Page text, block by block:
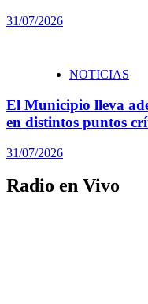
31/07/2026
NOTICIAS
El Municipio lleva
en distintos puntos
31/07/2026
Radio en Vivo